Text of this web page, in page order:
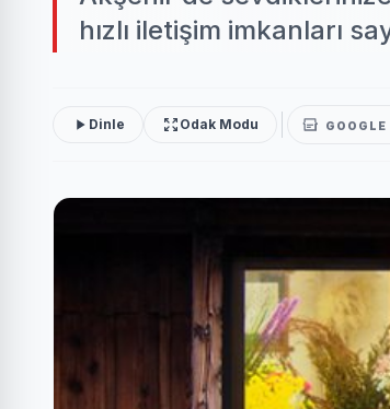
hızlı iletişim imkanları
Dinle Odak Modu GOOGLE